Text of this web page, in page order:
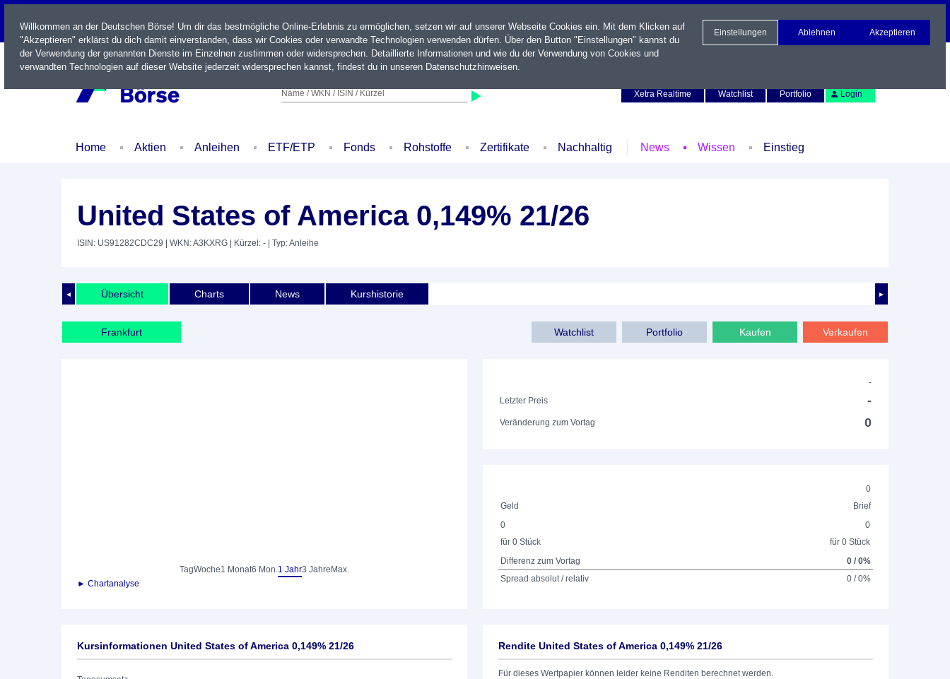
LIVE
Name / WKN / ISIN / Kürzel
Xetra Realtime
Watchlist Portfolio Login
Home Aktien Anleihen ETF/ETP Fonds Rohstoffe Zertifikate Nachhaltig News Wissen Einstieg
United States of America 0,149% 21/26
ISIN: US91282CDC29 | WKN: A3KXRG | Kürzel: - | Typ: Anleihe
◄ ►
Übersicht Charts News Kurshistorie
Frankfurt Verkaufen
Kaufen
Portfolio
Watchlist
TagWoche1 Monat6 Mon.1 Jahr3 Jahre Max.
► Chartanalyse
-
Letzter Preis
-
Veränderung zum Vortag 0
0
Geld
Brief
0
für 0 Stück
0
für 0 Stück
Differenz zum Vortag
0 / 0%
Spread absolut / relativ
0 / 0%
Kursinformationen United States of America 0,149% 21/26 Rendite United States of America 0,149% 21/26
Für dieses Wertpapier können leider keine Renditen berechnet werden.
Willkommen an der Deutschen Börse! Um dir das bestmögliche Online-Erlebnis zu ermöglichen, setzen wir auf unserer Webseite Cookies ein. Mit dem Klicken auf
"Akzeptieren" erklärst du dich damit einverstanden, dass wir Cookies oder verwandte Technologien verwenden dürfen. Über den Button "Einstellungen" kannst du
der Verwendung der genannten Dienste im Einzelnen zustimmen oder widersprechen. Detaillierte Informationen und wie du der Verwendung von Cookies und
verwandten Technologien auf dieser Website jederzeit widersprechen kannst, findest du in unseren Datenschutzhinweisen.
Einstellungen Ablehnen Akzeptieren